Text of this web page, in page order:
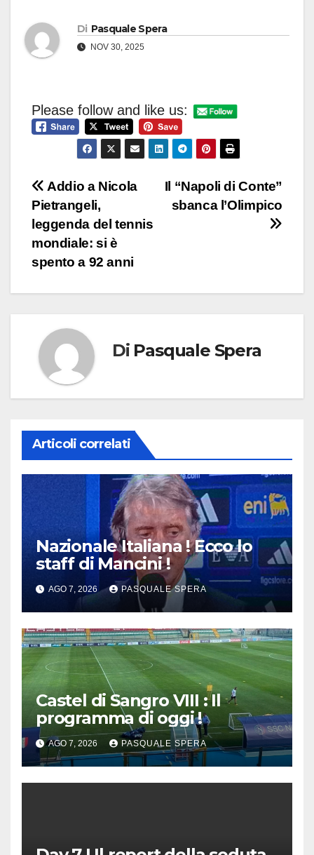
Di Pasquale Spera
NOV 30, 2025
Please follow and like us:
Navigazione
articoli
Il “Napoli di Conte”
sbanca l’Olimpico
Addio a Nicola
Pietrangeli,
leggenda del tennis
mondiale: si è
spento a 92 anni
Di Pasquale Spera
Articoli correlati
Nazionale Italiana ! Ecco lo
staff di Mancini !
AGO 7, 2026 PASQUALE SPERA
Castel di Sangro VIII : Il
programma di oggi !
AGO 7, 2026 PASQUALE SPERA